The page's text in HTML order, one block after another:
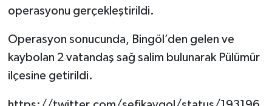
operasyonu gerçekleştirildi.
Operasyon sonucunda, Bingöl’den gelen ve
kaybolan 2 vatandaş sağ salim bulunarak Pülümür
ilçesine getirildi.